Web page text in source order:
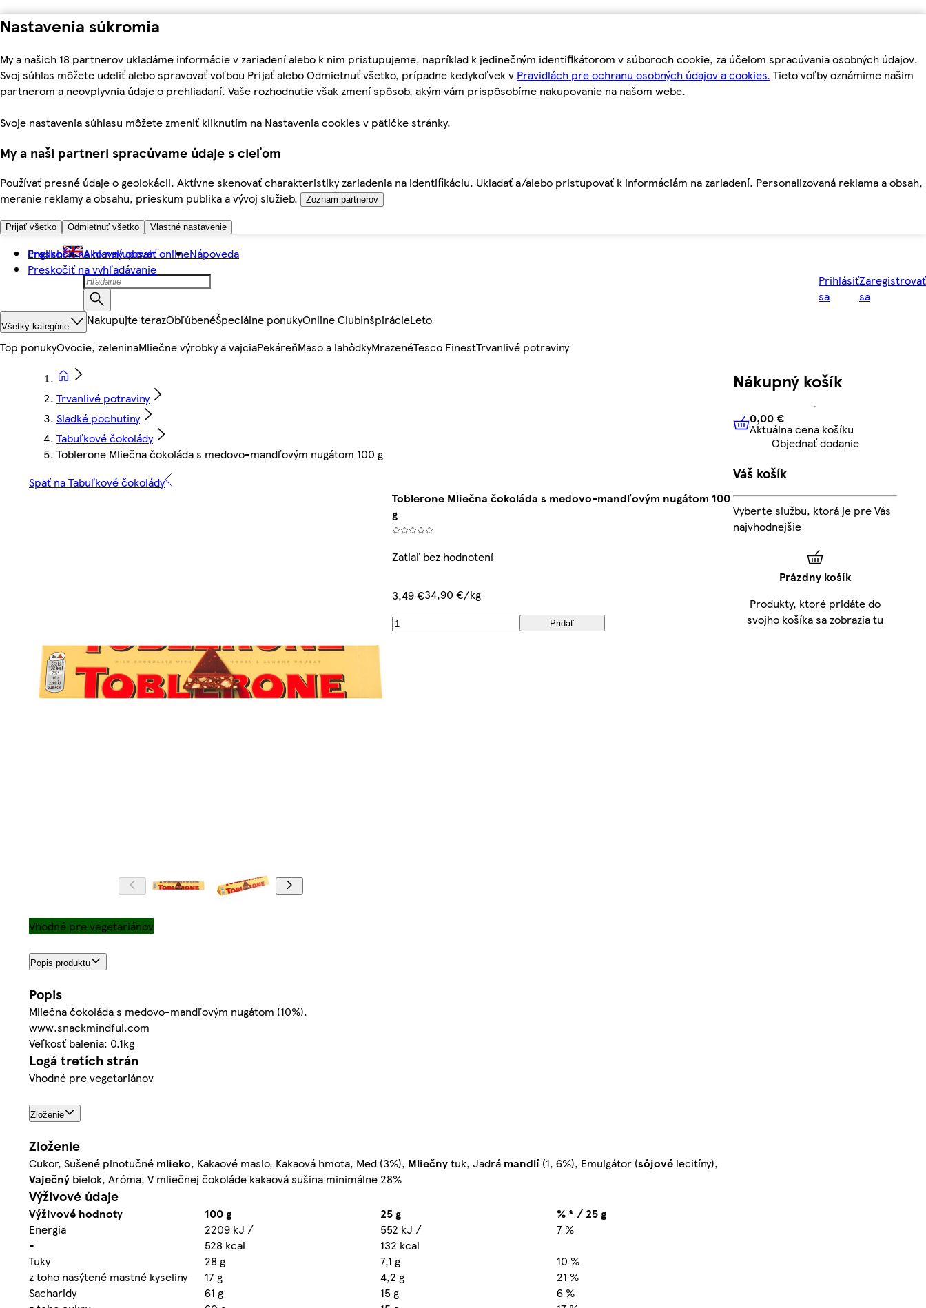
Nastavenia súkromia
My a našich 18 partnerov ukladáme informácie v zariadení alebo k nim pristupujeme, napríklad k jedinečným identifikátorom v súboroch cookie, za účelom spracúvania osobných údajov.
Svoj súhlas môžete udeliť alebo spravovať voľbou Prijať alebo Odmietnuť všetko, prípadne kedykoľvek v Pravidlách pre ochranu osobných údajov a cookies. Tieto voľby oznámime našim
partnerom a neovplyvnia údaje o prehliadaní. Vaše rozhodnutie však zmení spôsob, akým vám prispôsobíme nakupovanie na našom webe.
Svoje nastavenia súhlasu môžete zmeniť kliknutím na Nastavenia cookies v pätičke stránky.
My a naši partneri spracúvame údaje s cieľom
Používať presné údaje o geolokácii. Aktívne skenovať charakteristiky zariadenia na identifikáciu. Ukladať a/alebo pristupovať k informáciám na zariadení. Personalizovaná reklama a obsah,
meranie reklamy a obsahu, prieskum publika a vývoj služieb.
Zoznam partnerov
Prijať všetko Odmietnuť všetko Vlastné nastavenie
Preskočiť na hlavný obsah
Preskočiť na vyhľadávanie
English Ako nakupovať onlineNápoveda
Prihlásiť
sa
Zaregistrovať
sa
Všetky kategórie Nakupujte terazObľúbenéŠpeciálne ponukyOnline ClubInšpirácieLeto
Top ponukyOvocie, zeleninaMliečne výrobky a vajciaPekáreňMäso a lahôdkyMrazenéTesco FinestTrvanlivé potraviny
Trvanlivé potraviny
Sladké pochutiny
Tabuľkové čokolády
Toblerone Mliečna čokoláda s medovo-mandľovým nugátom 100 g
Späť na Tabuľkové čokolády
Toblerone Mliečna čokoláda s medovo-mandľovým nugátom 100
g
Zatiaľ bez hodnotení
3,49 €34,90 €/kg
Pridať
Vhodné pre vegetariánov
Popis produktu
Popis
Mliečna čokoláda s medovo-mandľovým nugátom (10%).
www.snackmindful.com
Veľkosť balenia: 0.1kg
Logá tretích strán
Vhodné pre vegetariánov
Zloženie
Zloženie
Cukor, Sušené plnotučné mlieko, Kakaové maslo, Kakaová hmota, Med (3%), Mliečnytuk, Jadrá mandlí (1, 6%), Emulgátor (sójové lecitíny),
Vaječný bielok, Aróma, V mliečnej čokoláde kakaová sušina minimálne 28%
Výživové údaje
Výživové hodnoty 100 g 25 g
% * / 25 g
Energia
2209 kJ / 552 kJ /
7 %
-
528 kcal
132 kcal
Tuky
28 g 7,1 g
10 %
z toho nasýtené mastné kyseliny
17 g 4,2 g
21 %
Sacharidy
61 g 15 g
6 %
Nákupný košík
0,00 € Aktuálna cena košíku
0,00 €
Aktuálna cena košíku
Objednať dodanie
Váš košík
Vyberte službu, ktorá je pre Vás
najvhodnejšie
Prázdny košík
Produkty, ktoré pridáte do
svojho košíka sa zobrazia tu